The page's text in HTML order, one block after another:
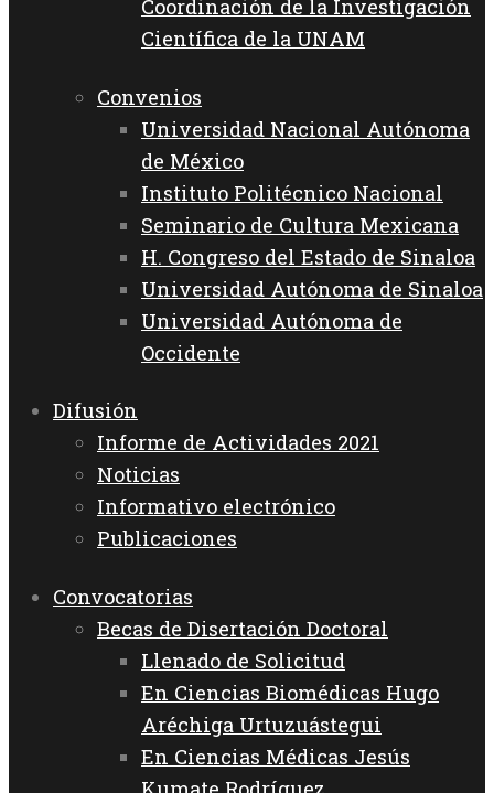
Coordinación de la Investigación
Científica de la UNAM
Convenios
Universidad Nacional Autónoma
de México
Instituto Politécnico Nacional
Seminario de Cultura Mexicana
H. Congreso del Estado de Sinaloa
Universidad Autónoma de Sinaloa
Universidad Autónoma de
Occidente
Difusión
Informe de Actividades 2021
Noticias
Informativo electrónico
Publicaciones
Convocatorias
Becas de Disertación Doctoral
Llenado de Solicitud
En Ciencias Biomédicas Hugo
Aréchiga Urtuzuástegui
En Ciencias Médicas Jesús